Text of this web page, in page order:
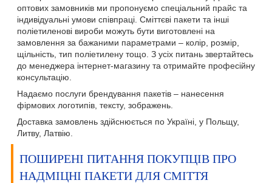
оптових замовників ми пропонуємо спеціальний прайс та
індивідуальні умови співпраці. Сміттєві пакети та інші
поліетиленові вироби можуть бути виготовлені на
замовлення за бажаними параметрами – колір, розмір,
щільність, тип поліетилену тощо. З усіх питань звертайтесь
до менеджера інтернет-магазину та отримайте професійну
консультацію.
Надаємо послуги брендування пакетів – нанесення
фірмових логотипів, тексту, зображень.
Доставка замовлень здійснюється по Україні, у Польщу,
Литву, Латвію.
ПОШИРЕНІ ПИТАННЯ ПОКУПЦІВ ПРО
НАДМІЦНІ ПАКЕТИ ДЛЯ СМІТТЯ